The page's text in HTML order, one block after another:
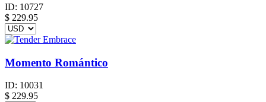
ID: 10727
$ 229.95
Momento Romántico
ID: 10031
$ 229.95